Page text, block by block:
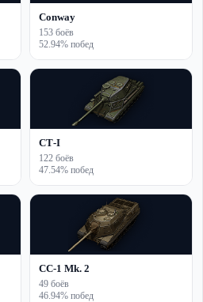
Conway
153 боёв
52.94% побед
СТ-I
122 боёв
47.54% побед
CC-1 Mk. 2
49 боёв
46.94% побед